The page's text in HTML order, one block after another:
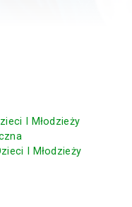
I Młodzieży
I Młodzieży